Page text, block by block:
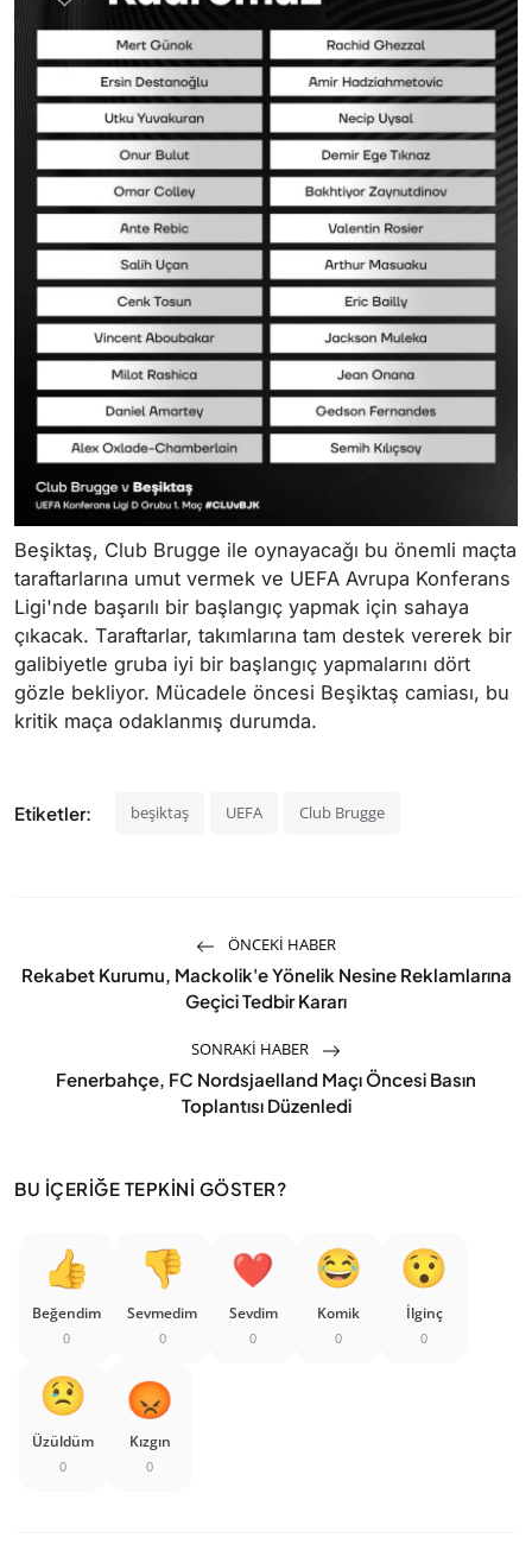
Beşiktaş, Club Brugge ile oynayacağı bu önemli maçta
taraftarlarına umut vermek ve UEFA Avrupa Konferans
Ligi'nde başarılı bir başlangıç yapmak için sahaya
çıkacak. Taraftarlar, takımlarına tam destek vererek bir
galibiyetle gruba iyi bir başlangıç yapmalarını dört
gözle bekliyor. Mücadele öncesi Beşiktaş camiası, bu
kritik maça odaklanmış durumda.
Etiketler: beşiktaş UEFA Club Brugge
ÖNCEKI HABER
Rekabet Kurumu, Mackolik'e Yönelik Nesine Reklamlarına
Geçici Tedbir Kararı
SONRAKI HABER
Fenerbahçe, FC Nordsjaelland Maçı Öncesi Basın
Toplantısı Düzenledi
BU İÇERIĞE TEPKINI GÖSTER?
Beğendim
0
Sevmedim
0
Sevdim
0
Komik
0
İlginç
0
Üzüldüm
0
Kızgın
0